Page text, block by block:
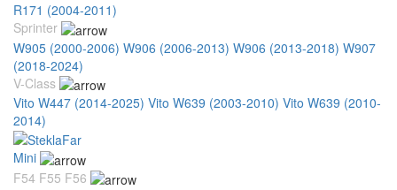
R171 (2004-2011)
Sprinter
W905 (2000-2006) W906 (2006-2013) W906 (2013-2018) W907
(2018-2024)
V-Class
Vito W447 (2014-2025) Vito W639 (2003-2010) Vito W639 (2010-
2014)
Mini
F54 F55 F56